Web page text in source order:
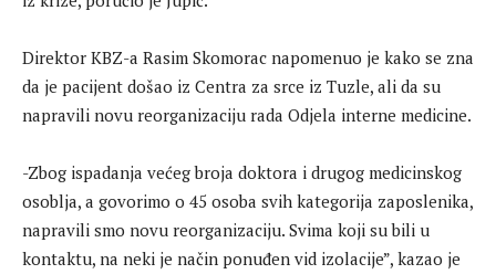
Direktor KBZ-a Rasim Skomorac napomenuo je kako se zna
da je pacijent došao iz Centra za srce iz Tuzle, ali da su
napravili novu reorganizaciju rada Odjela interne medicine.
-Zbog ispadanja većeg broja doktora i drugog medicinskog
osoblja, a govorimo o 45 osoba svih kategorija zaposlenika,
napravili smo novu reorganizaciju. Svima koji su bili u
kontaktu, na neki je način ponuđen vid izolacije”, kazao je